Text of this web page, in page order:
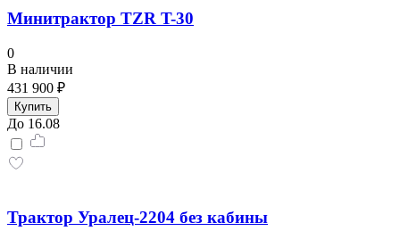
Минитрактор TZR T-30
0
В наличии
431 900 ₽
Купить
До 16.08
Трактор Уралец-2204 без кабины